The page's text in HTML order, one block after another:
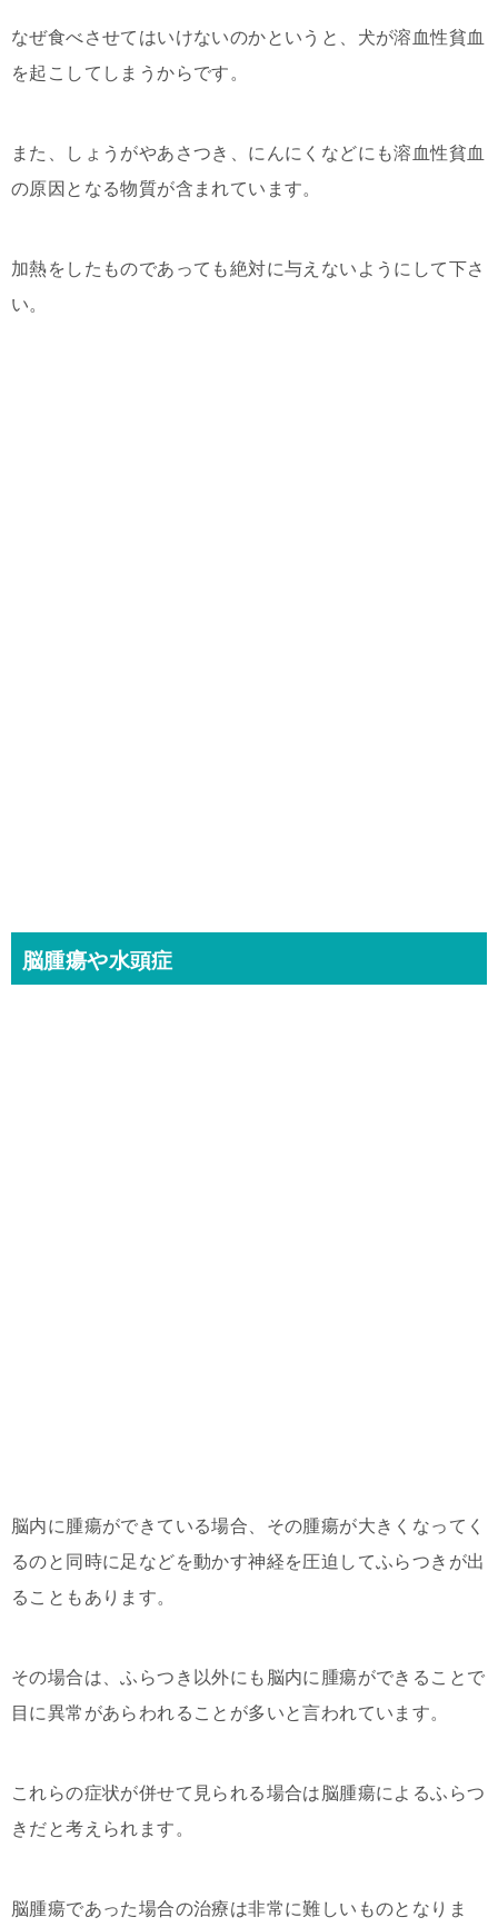
なぜ食べさせてはいけないのかというと、犬が溶血性貧血
を起こしてしまうからです。
また、しょうがやあさつき、にんにくなどにも溶血性貧血
の原因となる物質が含まれています。
加熱をしたものであっても絶対に与えないようにして下さ
い。
脳腫瘍や水頭症
脳内に腫瘍ができている場合、その腫瘍が大きくなってく
るのと同時に足などを動かす神経を圧迫してふらつきが出
ることもあります。
その場合は、ふらつき以外にも脳内に腫瘍ができることで
目に異常があらわれることが多いと言われています。
これらの症状が併せて見られる場合は脳腫瘍によるふらつ
きだと考えられます。
脳腫瘍であった場合の治療は非常に難しいものとなりま